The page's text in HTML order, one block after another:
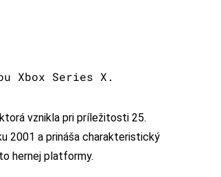
Xbox Series X.
vznikla pri príležitosti 25.
2001 a prináša charakteristický
hernej platformy.